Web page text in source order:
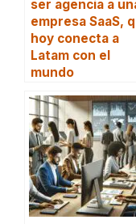
ser agencia a
empresa SaaS,
hoy conecta a
Latam con el
mundo